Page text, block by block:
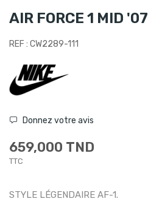
AIR FORCE 1 MID '07
REF : CW2289-111
Donnez votre avis
659,000 TND
TTC
STYLE LÉGENDAIRE AF-1.